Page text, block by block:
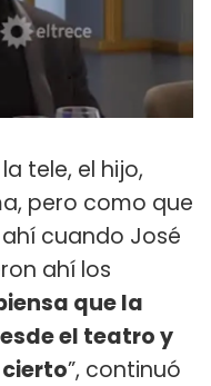
tele, el hijo,
pero como que
cuando José
ahí los
que la
el teatro y
cierto”, continuó